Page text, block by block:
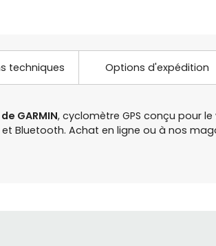
techniques Options d'expédition
GARMIN, cyclomètre GPS conçu pour
Bluetooth. Achat en ligne ou à nos